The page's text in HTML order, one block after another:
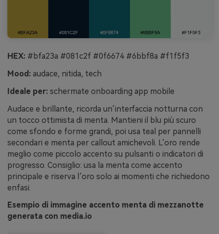
HEX: #bfa23a #081c2f #0f6674 #6bbf8a #f1f5f3
Mood: audace, nitida, tech
Ideale per: schermate onboarding app mobile
Audace e brillante, ricorda un’interfaccia notturna con
un tocco ottimista di menta. Mantieni il blu più scuro
come sfondo e forme grandi, poi usa teal per pannelli
secondari e menta per callout amichevoli. L’oro rende
meglio come piccolo accento su pulsanti o indicatori di
progresso. Consiglio: usa la menta come accento
principale e riserva l’oro solo ai momenti che richiedono
enfasi.
Esempio di immagine accento menta di mezzanotte
generata con media.io